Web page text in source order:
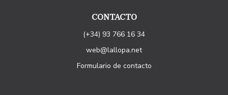
CONTACTO
(+34) 93 766 16 34
web@lallopa.net
Formulario de contacto